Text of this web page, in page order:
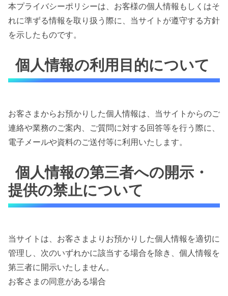
本プライバシーポリシーは、お客様の個人情報もしくはそ
れに準ずる情報を取り扱う際に、当サイトが遵守する方針
を示したものです。
個人情報の利用目的について
お客さまからお預かりした個人情報は、当サイトからのご
連絡や業務のご案内、ご質問に対する回答等を行う際に、
電子メールや資料のご送付等に利用いたします。
個人情報の第三者への開示・
提供の禁止について
当サイトは、お客さまよりお預かりした個人情報を適切に
管理し、次のいずれかに該当する場合を除き、個人情報を
第三者に開示いたしません。
お客さまの同意がある場合